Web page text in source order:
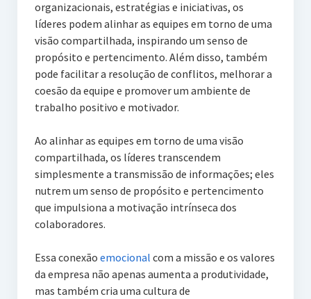
organizacionais, estratégias e iniciativas, os
líderes podem alinhar as equipes em torno de uma
visão compartilhada, inspirando um senso de
propósito e pertencimento. Além disso, também
pode facilitar a resolução de conflitos, melhorar a
coesão da equipe e promover um ambiente de
trabalho positivo e motivador.
Ao alinhar as equipes em torno de uma visão
compartilhada, os líderes transcendem
simplesmente a transmissão de informações; eles
nutrem um senso de propósito e pertencimento
que impulsiona a motivação intrínseca dos
colaboradores.
Essa conexão emocional com a missão e os valores
da empresa não apenas aumenta a produtividade,
mas também cria uma cultura de